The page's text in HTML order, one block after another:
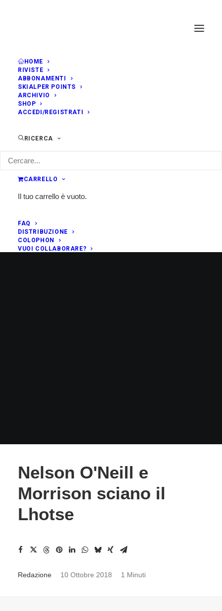
HOME
RIVISTE
ABBONAMENTI
SKIALPER POINTS
ARCHIVIO
SHOP
ACCEDI/REGISTRATI
RICERCA
CARRELLO
Il tuo carrello è vuoto.
FAQ
DISTRIBUZIONE
COLOPHON
VUOI COLLABORARE?
Nelson O'Neill e
Morrison sciano il
Lhotse
Redazione 10 Ottobre 2018 1 Minuti